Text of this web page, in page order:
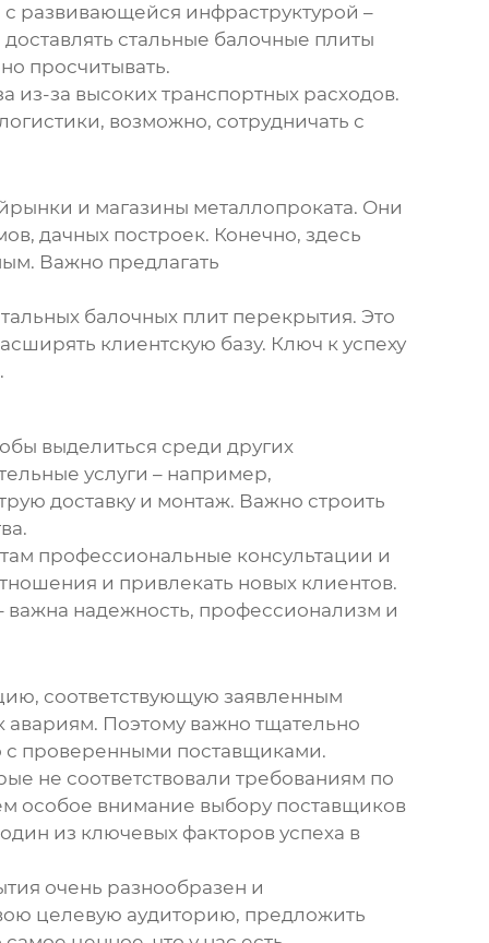
развивающейся инфраструктурой –
стальные балочные плиты
просчитывать.
из-за высоких транспортных расходов.
возможно, сотрудничать с
и магазины металлопроката. Они
дачных построек. Конечно, здесь
Важно предлагать
балочных плит перекрытия. Это
клиентскую базу. Ключ к успеху
выделиться среди других
услуги – например,
доставку и монтаж. Важно строить
профессиональные консультации и
и привлекать новых клиентов.
важна надежность, профессионализм и
соответствующую заявленным
авариям. Поэтому важно тщательно
с проверенными поставщиками.
не соответствовали требованиям по
особое внимание выбору поставщиков
из ключевых факторов успеха в
очень разнообразен и
целевую аудиторию, предложить